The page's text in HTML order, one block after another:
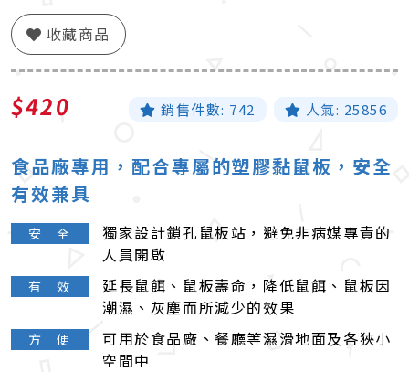
收藏商品
$420 銷售件數: 742 人氣: 25856
食品廠專用，配合專屬的塑膠黏鼠板，安全
有效兼具
安 全
獨家設計鎖孔鼠板站，避免非病媒專責的
人員開啟
有 效
延長鼠餌、鼠板壽命，降低鼠餌、鼠板因
潮濕、灰塵而所減少的效果
方 便
可用於食品廠、餐廳等濕滑地面及各狹小
空間中